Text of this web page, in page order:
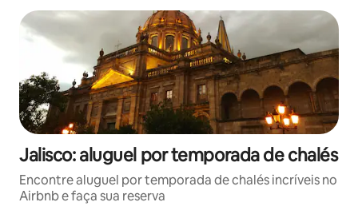
Jalisco: aluguel por temporada de chalés
Encontre aluguel por temporada de chalés incríveis no
Airbnb e faça sua reserva